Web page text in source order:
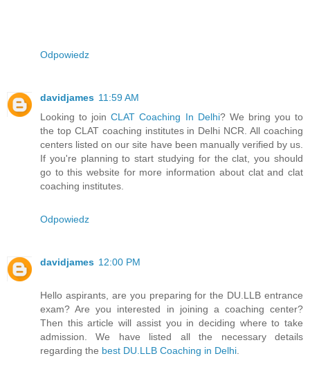
Odpowiedz
davidjames 11:59 AM
Looking to joinCLAT Coaching In Delhi? We bring you to
the top CLAT coaching institutes in Delhi NCR. All coaching
centers listed on our site have been manually verified by us.
If you're planning to start studying for the clat, you should
go to this website for more information about clat and clat
coaching institutes.
Odpowiedz
davidjames 12:00 PM
Hello aspirants, are you preparing for the DU.LLB entrance
exam? Are you interested in joining a coaching center?
Then this article will assist you in deciding where to take
admission. We have listed all the necessary details
regarding the best DU.LLB Coaching in Delhi